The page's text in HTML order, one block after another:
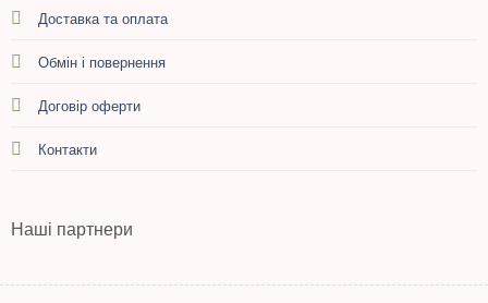
Доставка та оплата
Обмін і повернення
Договір оферти
Контакти
Наші партнери